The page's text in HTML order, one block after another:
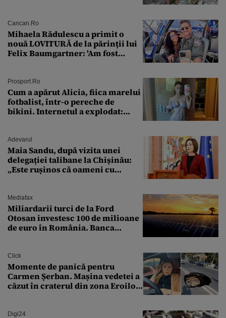
Cancan.ro
Mihaela Rădulescu a primit o
nouă LOVITURĂ de la părinții lui
Felix Baumgartner: 'Am fost
Prosport.ro
Cum a apărut Alicia, fiica marelui
fotbalist, într-o pereche de
bikini. Internetul a explodat:
Adevarul
Maia Sandu, după vizita unei
delegației talibane la Chișinău:
„Este rușinos că oameni cu
Mediafax
Miliardarii turci de la Ford
Otosan investesc 100 de milioane
de euro în România. Banca
Click
Momente de panică pentru
Carmen Șerban. Mașina vedetei a
căzut în craterul din zona Eroilor:
Digi24